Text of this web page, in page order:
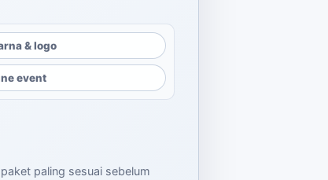
& logo
event
paling sesuai sebelum